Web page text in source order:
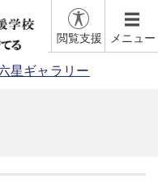
閲覧支援 メニュー
星ギャラリー